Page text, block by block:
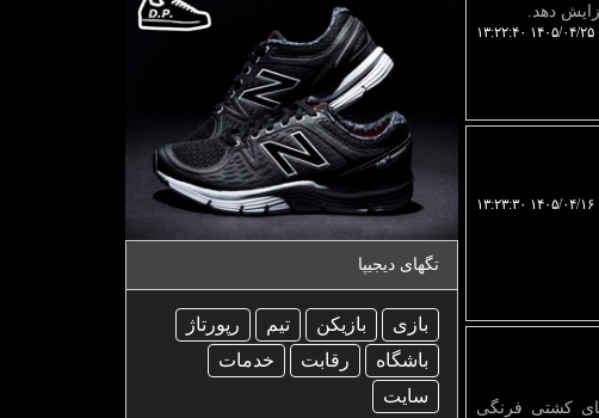
۱۴۰۵/۰۴/۲۵ ۱۳:۲۲:۴۰
۱۴۰۵/۰۴/۱۶ ۱۳:۲۳:۳۰
کشتی فرنگی
تگهای دیجیپا
بازی بازیكن تیم
رپورتاژ
باشگاه
رقابت
خدمات
سایت